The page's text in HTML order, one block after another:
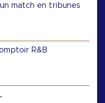
match en tribunes
R&B